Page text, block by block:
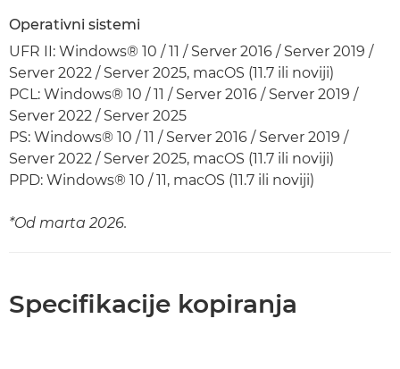
Operativni sistemi
UFR II: Windows® 10 / 11 / Server 2016 / Server 2019 /
Server 2022 / Server 2025, macOS (11.7 ili noviji)
PCL: Windows® 10 / 11 / Server 2016 / Server 2019 /
Server 2022 / Server 2025
PS: Windows® 10 / 11 / Server 2016 / Server 2019 /
Server 2022 / Server 2025, macOS (11.7 ili noviji)
PPD: Windows® 10 / 11, macOS (11.7 ili noviji)
*Od marta 2026.
Specifikacije kopiranja